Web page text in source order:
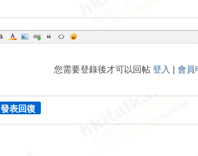
您需要登錄後才可以回帖登入 |會員
發表回復